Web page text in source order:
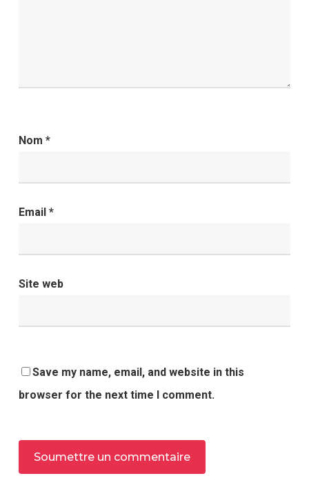
Nom *
Email *
Site web
Save my name, email, and website in this
browser for the next time I comment.